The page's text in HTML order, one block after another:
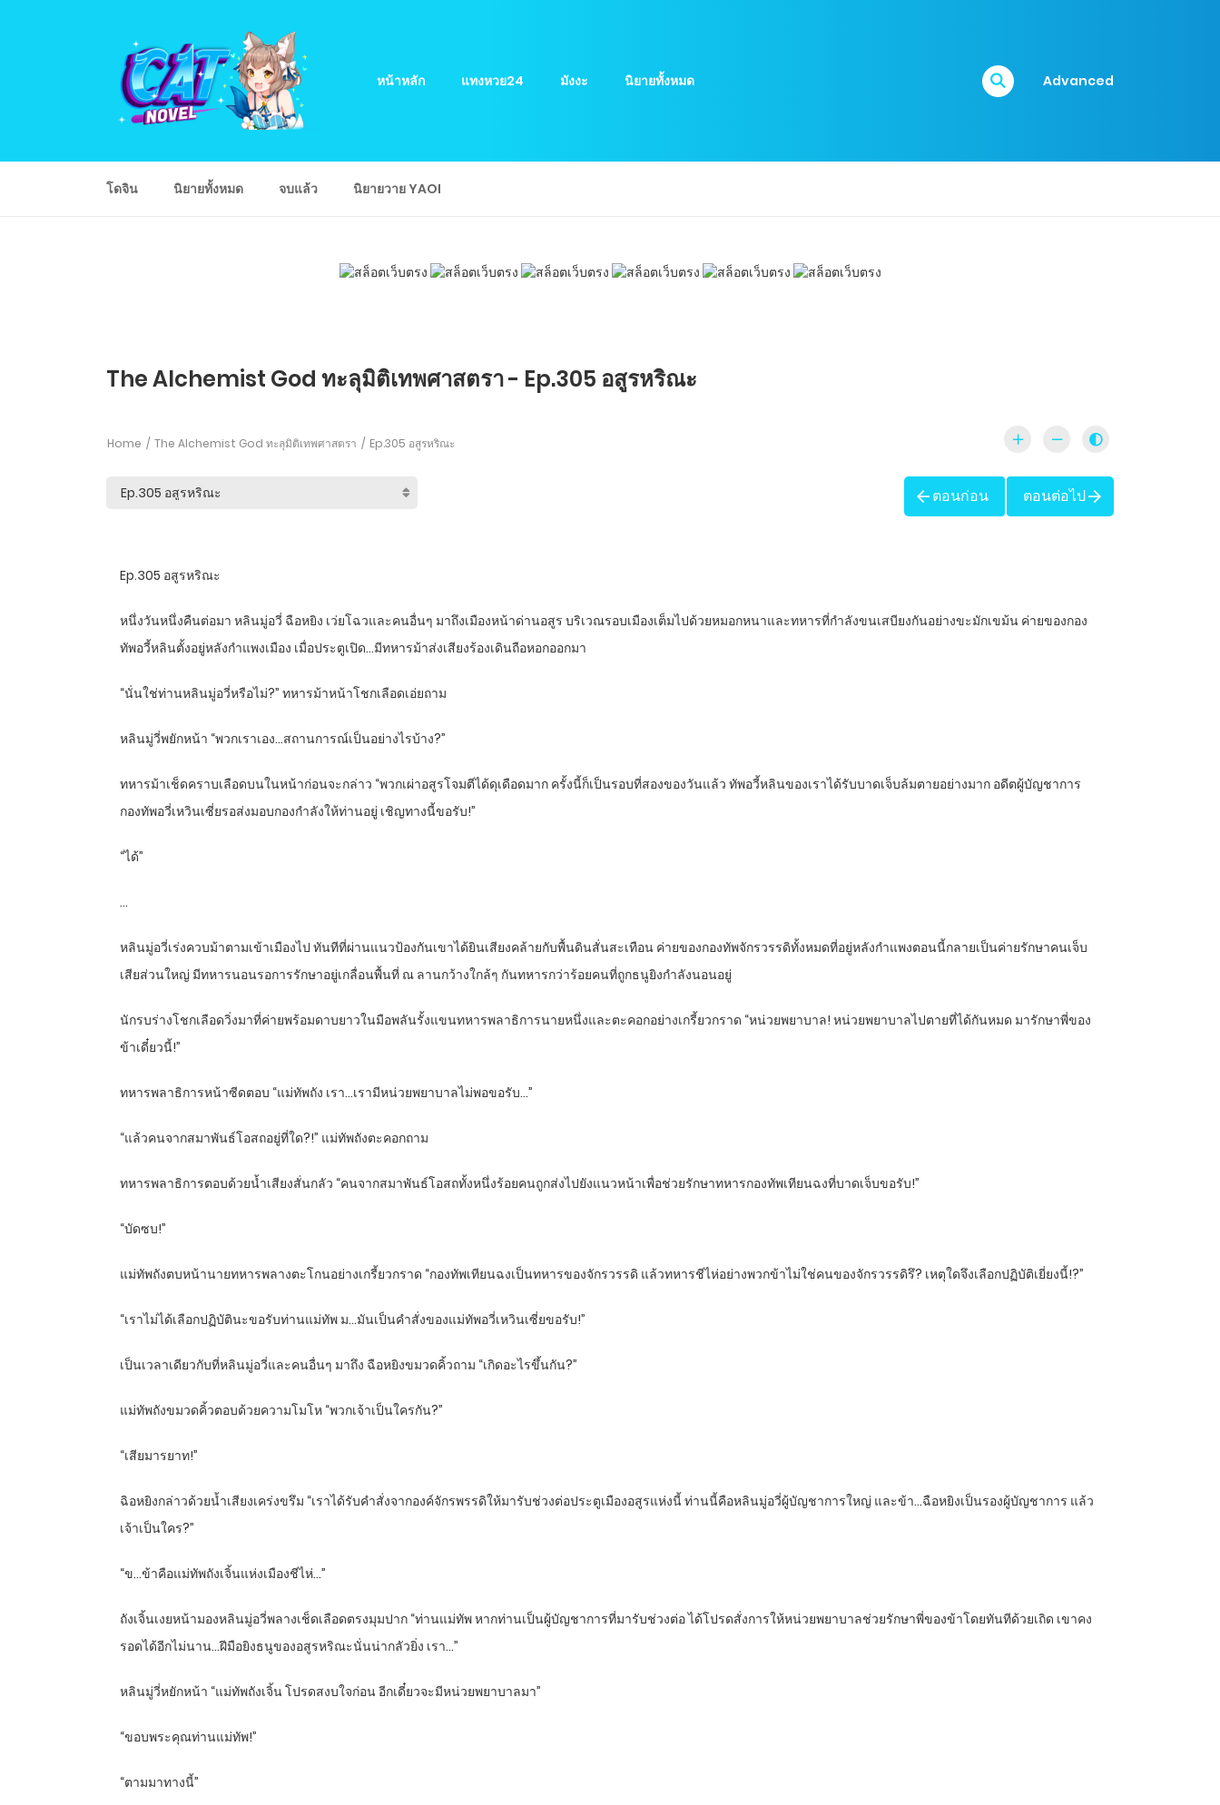
หน้าหลัก แทงหวย24 มังงะ นิยายทั้งหมด Advanced
โดจิน นิยายทั้งหมด จบแล้ว นิยายวาย YAOI
The Alchemist God ทะลุมิติเทพศาสตรา - Ep.305 อสูรหริณะ
Home The Alchemist God ทะลุมิติเทพศาสตรา Ep.305 อสูรหริณะ
ตอนก่อน ตอนต่อไป
Ep.305 อสูรหริณะ
หนึ่งวันหนึ่งคืนต่อมา หลินมู่อวี่ ฉือหยิง เว่ยโฉวและคนอื่นๆ มาถึงเมืองหน้าด่านอสูร บริเวณรอบเมืองเต็มไปด้วยหมอกหนาและทหารที่กำลังขนเสบียงกันอย่างขะมักเขม้น ค่ายของกอง
ทัพอวี้หลินตั้งอยู่หลังกำแพงเมือง เมื่อประตูเปิด…มีทหารม้าส่งเสียงร้องเดินถือหอกออกมา
“นั่นใช่ท่านหลินมู่อวี่หรือไม่?” ทหารม้าหน้าโชกเลือดเอ่ยถาม
หลินมู่วี่พยักหน้า “พวกเราเอง…สถานการณ์เป็นอย่างไรบ้าง?”
ทหารม้าเช็ดคราบเลือดบนในหน้าก่อนจะกล่าว “พวกเผ่าอสูรโจมตีได้ดุเดือดมาก ครั้งนี้ก็เป็นรอบที่สองของวันแล้ว ทัพอวี้หลินของเราได้รับบาดเจ็บล้มตายอย่างมาก อดีตผู้บัญชาการ
กองทัพอวี่เหวินเซี่ยรอส่งมอบกองกำลังให้ท่านอยู่ เชิญทางนี้ขอรับ!”
“ได้”
…
หลินมู่อวี่เร่งควบม้าตามเข้าเมืองไป ทันทีที่ผ่านแนวป้องกันเขาได้ยินเสียงคล้ายกับพื้นดินสั่นสะเทือน ค่ายของกองทัพจักรวรรดิทั้งหมดที่อยู่หลังกำแพงตอนนี้กลายเป็นค่ายรักษาคนเจ็บ
เสียส่วนใหญ่ มีทหารนอนรอการรักษาอยู่เกลื่อนพื้นที่ ณ ลานกว้างใกล้ๆ กันทหารกว่าร้อยคนที่ถูกธนูยิงกำลังนอนอยู่
นักรบร่างโชกเลือดวิ่งมาที่ค่ายพร้อมดาบยาวในมือพลันรั้งแขนทหารพลาธิการนายหนึ่งและตะคอกอย่างเกรี้ยวกราด “หน่วยพยาบาล! หน่วยพยาบาลไปตายที่ได้กันหมด มารักษาพี่ของ
ข้าเดี๋ยวนี้!”
ทหารพลาธิการหน้าซีดตอบ “แม่ทัพถัง เรา…เรามีหน่วยพยาบาลไม่พอขอรับ…”
“แล้วคนจากสมาพันธ์โอสถอยู่ที่ใด?!” แม่ทัพถังตะคอกถาม
ทหารพลาธิการตอบด้วยน้ำเสียงสั่นกลัว “คนจากสมาพันธ์โอสถทั้งหนึ่งร้อยคนถูกส่งไปยังแนวหน้าเพื่อช่วยรักษาทหารกองทัพเทียนฉงที่บาดเจ็บขอรับ!”
“บัดซบ!”
แม่ทัพถังตบหน้านายทหารพลางตะโกนอย่างเกรี้ยวกราด “กองทัพเทียนฉงเป็นทหารของจักรวรรดิ แล้วทหารชีไห่อย่างพวกข้าไม่ใช่คนของจักรวรรดิรึ? เหตุใดจึงเลือกปฏิบัติเยี่ยงนี้!?”
“เราไม่ได้เลือกปฏิบัตินะขอรับท่านแม่ทัพ ม…มันเป็นคำสั่งของแม่ทัพอวี่เหวินเซี่ยขอรับ!”
เป็นเวลาเดียวกับที่หลินมู่อวี่และคนอื่นๆ มาถึง ฉือหยิงขมวดคิ้วถาม “เกิดอะไรขึ้นกัน?”
แม่ทัพถังขมวดคิ้วตอบด้วยความโมโห “พวกเจ้าเป็นใครกัน?”
“เสียมารยาท!”
ฉิอหยิงกล่าวด้วยน้ำเสียงเคร่งขรึม “เราได้รับคำสั่งจากองค์จักรพรรดิให้มารับช่วงต่อประตูเมืองอสูรแห่งนี้ ท่านนี้คือหลินมู่อวี่ผู้บัญชาการใหญ่ และข้า…ฉือหยิงเป็นรองผู้บัญชาการ แล้ว
เจ้าเป็นใคร?”
“ข…ข้าคือแม่ทัพถังเจิ้นแห่งเมืองชีไห่…”
ถังเจิ้นเงยหน้ามองหลินมู่อวี่พลางเช็ดเลือดตรงมุมปาก “ท่านแม่ทัพ หากท่านเป็นผู้บัญชาการที่มารับช่วงต่อ ได้โปรดสั่งการให้หน่วยพยาบาลช่วยรักษาพี่ของข้าโดยทันทีด้วยเถิด เขาคง
รอดได้อีกไม่นาน…ฝีมือยิงธนูของอสูรหริณะนั่นน่ากลัวยิ่ง เรา…”
หลินมู่วี่หยักหน้า “แม่ทัพถังเจิ้น โปรดสงบใจก่อน อีกเดี๋ยวจะมีหน่วยพยาบาลมา”
“ขอบพระคุณท่านแม่ทัพ!”
“ตามมาทางนี้”